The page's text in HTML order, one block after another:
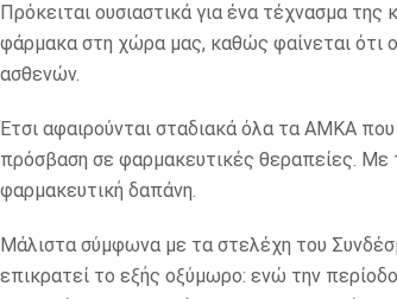
Πρόκειται ουσιαστικά για ένα τέχνασμα
φάρμακα στη χώρα μας, καθώς φαίνεται ότι
ασθενών.
Έτσι αφαιρούνται σταδιακά όλα τα ΑΜΚΑ που
πρόσβαση σε φαρμακευτικές θεραπείες. Με
φαρμακευτική δαπάνη.
Μάλιστα σύμφωνα με τα στελέχη του
επικρατεί το εξής οξύμωρο: ενώ την